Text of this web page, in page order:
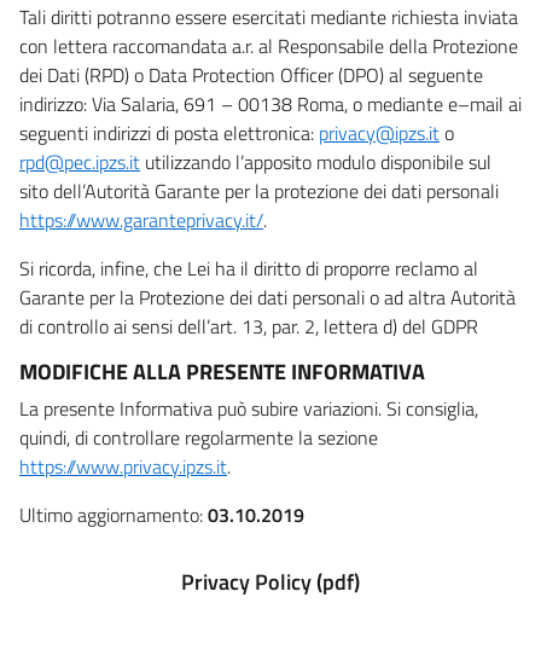
Tali diritti potranno essere esercitati mediante richiesta inviata
con lettera raccomandata a.r. al Responsabile della Protezione
dei Dati (RPD) o Data Protection Officer (DPO) al seguente
indirizzo: Via Salaria, 691 – 00138 Roma, o mediante e–mail ai
seguenti indirizzi di posta elettronica: privacy@ipzs.ito
rpd@pec.ipzs.it utilizzando l’apposito modulo disponibile sul
sito dell’Autorità Garante per la protezione dei dati personali
https://www.garanteprivacy.it/.
Si ricorda, infine, che Lei ha il diritto di proporre reclamo al
Garante per la Protezione dei dati personali o ad altra Autorità
di controllo ai sensi dell’art. 13, par. 2, lettera d) del GDPR
MODIFICHE ALLA PRESENTE INFORMATIVA
La presente Informativa può subire variazioni. Si consiglia,
quindi, di controllare regolarmente la sezione
https://www.privacy.ipzs.it.
Ultimo aggiornamento:03.10.2019
Privacy Policy (pdf)